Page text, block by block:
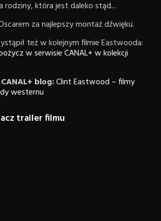
rodziny, która jest daleko stąd...
za najlepszy montaż dźwięku.
też w kolejnym filmie Eastwooda:
w serwisie CANAL+ w kolekcji
blog:Clint Eastwood – filmy
westernu
trailer filmu